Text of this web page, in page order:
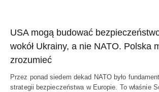
USA mogą budować
wokół Ukrainy, a nie NATO. Polska
zrozumieć
Przez ponad siedem dekad NATO było
strategii bezpieczeństwa w Europie. To właśnie